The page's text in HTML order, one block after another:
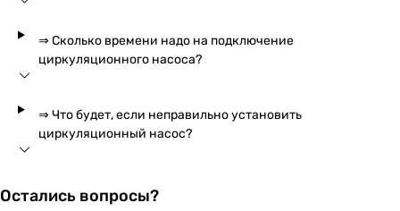
⇒ Сколько времени надо на подключение
циркуляционного насоса?
⇒ Что будет, если неправильно установить
циркуляционный насос?
Остались вопросы?